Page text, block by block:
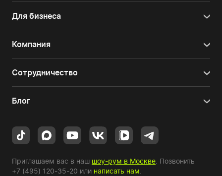
Для бизнеса
Компания
Сотрудничество
Блог
Приглашаем вас в наш шоу-рум в Москве . Позвонить
+7 (495) 120-35-20 или написать нам